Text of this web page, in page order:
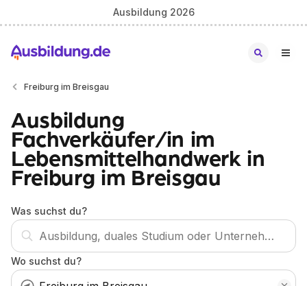
Ausbildung 2026
Freiburg im Breisgau
Ausbildung
Fachverkäufer/in im
Lebensmittelhandwerk in
Freiburg im Breisgau
Was suchst du?
Wo suchst du?